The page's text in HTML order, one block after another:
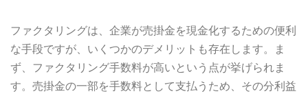
ファクタリングは、企業が売掛金を現金化するための便利
な手段ですが、いくつかのデメリットも存在します。ま
ず、ファクタリング手数料が高いという点が挙げられま
す。売掛金の一部を手数料として支払うため、その分利益